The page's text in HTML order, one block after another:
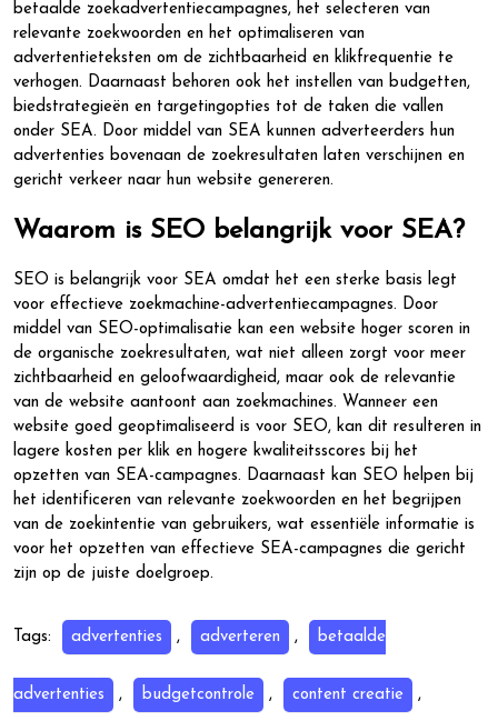
betaalde zoekadvertentiecampagnes, het selecteren van
relevante zoekwoorden en het optimaliseren van
advertentieteksten om de zichtbaarheid en klikfrequentie te
verhogen. Daarnaast behoren ook het instellen van budgetten,
biedstrategieën en targetingopties tot de taken die vallen
onder SEA. Door middel van SEA kunnen adverteerders hun
advertenties bovenaan de zoekresultaten laten verschijnen en
gericht verkeer naar hun website genereren.
Waarom is SEO belangrijk voor SEA?
SEO is belangrijk voor SEA omdat het een sterke basis legt
voor effectieve zoekmachine-advertentiecampagnes. Door
middel van SEO-optimalisatie kan een website hoger scoren in
de organische zoekresultaten, wat niet alleen zorgt voor meer
zichtbaarheid en geloofwaardigheid, maar ook de relevantie
van de website aantoont aan zoekmachines. Wanneer een
website goed geoptimaliseerd is voor SEO, kan dit resulteren in
lagere kosten per klik en hogere kwaliteitsscores bij het
opzetten van SEA-campagnes. Daarnaast kan SEO helpen bij
het identificeren van relevante zoekwoorden en het begrijpen
van de zoekintentie van gebruikers, wat essentiële informatie is
voor het opzetten van effectieve SEA-campagnes die gericht
zijn op de juiste doelgroep.
Tags: advertenties , adverteren , betaalde
advertenties , budgetcontrole , content creatie ,